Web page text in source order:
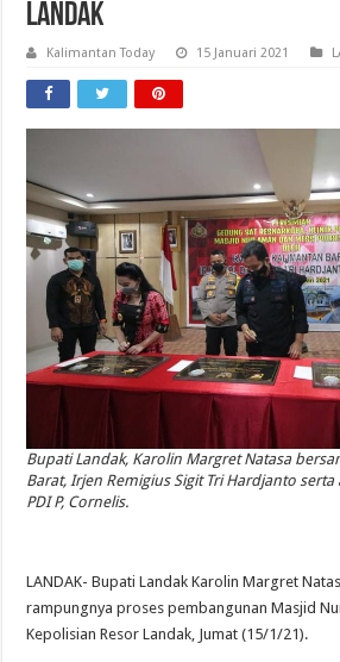
Landak
Kalimantan Today 15 Januari 2021
Bupati Landak, Karolin Margret Natasa
Barat, Irjen Remigius Sigit Tri Hardjanto serta
PDI P, Cornelis.
LANDAK- Bupati Landak Karolin Margret
rampungnya proses pembangunan Masjid
Kepolisian Resor Landak, Jumat (15/1/21).